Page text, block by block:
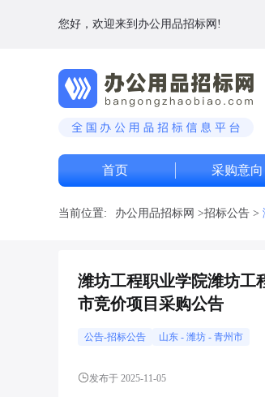
您好，欢迎来到办公用品招标网!
首页 采购意向
当前位置: 办公用品招标网 >招标公告 >
潍坊工程职业学院潍坊工
市竞价项目采购公告
公告-招标公告 山东 - 潍坊 - 青州市
发布于 2025-11-05